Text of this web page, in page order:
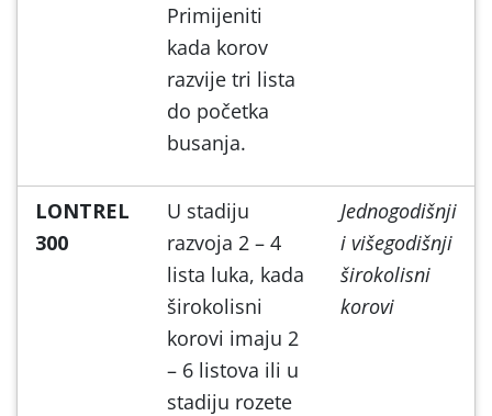
Primijeniti
kada korov
razvije tri lista
do početka
busanja.
LONTREL
300
U stadiju
razvoja 2 – 4
lista luka, kada
širokolisni
korovi imaju 2
– 6 listova ili u
stadiju rozete
Jednogodišnji
i višegodišnji
širokolisni
korovi